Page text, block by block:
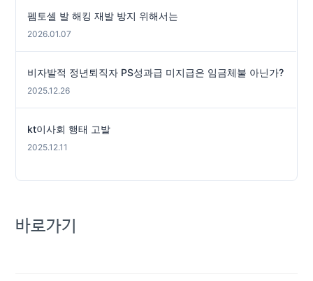
펨토셀 발 해킹 재발 방지 위해서는
2026.01.07
비자발적 정년퇴직자 PS성과급 미지급은 임금체불 아닌가?
2025.12.26
kt이사회 행태 고발
2025.12.11
바로가기